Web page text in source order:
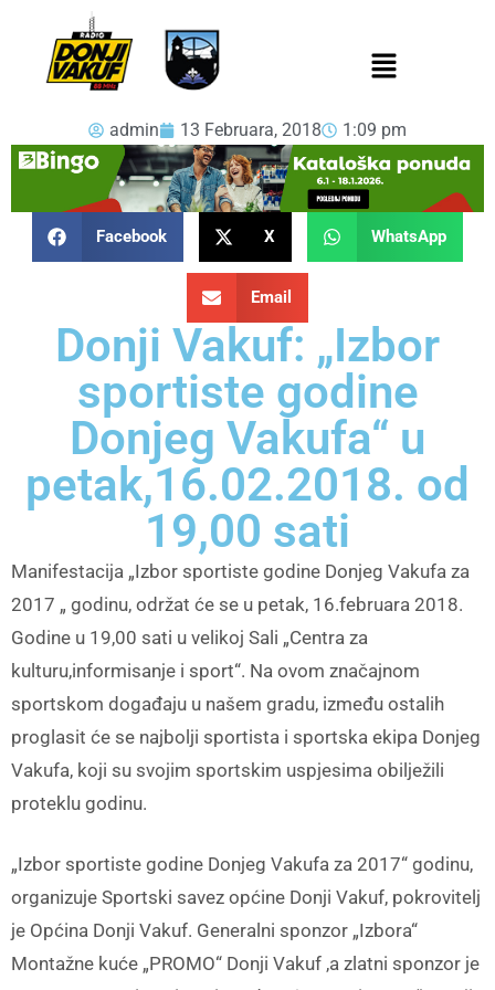
admin 13 Februara, 2018 1:09 pm
Facebook X WhatsApp
Email
Donji Vakuf: „Izbor
sportiste godine
Donjeg Vakufa“ u
petak,16.02.2018. od
19,00 sati
Manifestacija „Izbor sportiste godine Donjeg Vakufa za
2017 „ godinu, održat će se u petak, 16.februara 2018.
Godine u 19,00 sati u velikoj Sali „Centra za
kulturu,informisanje i sport“. Na ovom značajnom
sportskom događaju u našem gradu, između ostalih
proglasit će se najbolji sportista i sportska ekipa Donjeg
Vakufa, koji su svojim sportskim uspjesima obilježili
proteklu godinu.
„Izbor sportiste godine Donjeg Vakufa za 2017“ godinu,
organizuje Sportski savez općine Donji Vakuf, pokrovitelj
je Općina Donji Vakuf. Generalni sponzor „Izbora“
Montažne kuće „PROMO“ Donji Vakuf ,a zlatni sponzor je